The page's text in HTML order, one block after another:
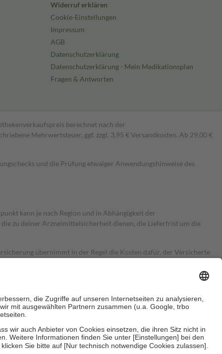
Widerruf erklären
Cookie-Einstellungen
Impressum
AGB
Datenschutzerklärung
Datenschutzerklärung - Mein Medikationsplan
Fragen & Antworten
berechnet nach der
Mehrwertsteuer, ggf. zzgl. 3,95 € Versandkosten. Ab 29,00 €
und die Prüfung etwaiger Anwendungshinweise des
kann je nach Region und in Abhängigkeit der
zu deiner Arzneimittelsicherheit dienen, die Lieferfrist um die
übernimmt in der Regel die Kosten dafür, der Versicherte
Es sind jedoch nie mehr als die tatsächlichen Kosten der Leistung
Zuzahlungen